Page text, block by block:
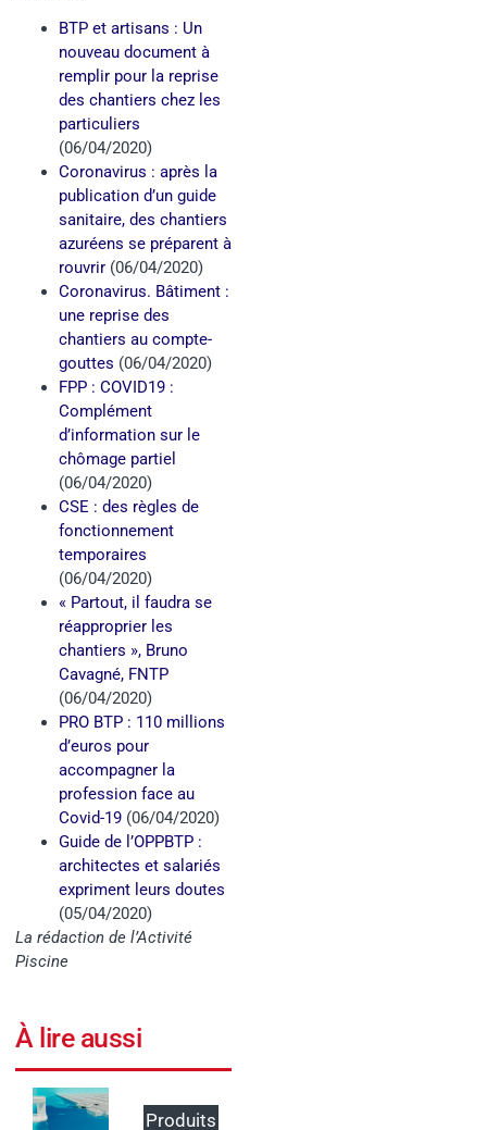
BTP et artisans : Un
nouveau document à
remplir pour la reprise
des chantiers chez les
particuliers
(06/04/2020)
Coronavirus : après la
publication d’un guide
sanitaire, des chantiers
azuréens se préparent à
rouvrir (06/04/2020)
Coronavirus. Bâtiment :
une reprise des
chantiers au compte-
gouttes (06/04/2020)
FPP : COVID19 :
Complément
d’information sur le
chômage partiel
(06/04/2020)
CSE : des règles de
fonctionnement
temporaires
(06/04/2020)
« Partout, il faudra se
réapproprier les
chantiers », Bruno
Cavagné, FNTP
(06/04/2020)
PRO BTP : 110 millions
d’euros pour
accompagner la
profession face au
Covid-19 (06/04/2020)
Guide de l’OPPBTP :
architectes et salariés
expriment leurs doutes
(05/04/2020)
La rédaction de l’Activité
Piscine
À lire aussi
Produits